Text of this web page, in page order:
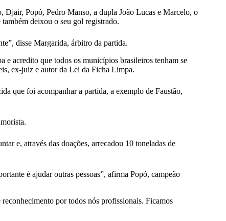
Popó, Pedro Manso, a dupla João Lucas e Marcelo, o
deixou o seu gol registrado.
disse Margarida, árbitro da partida.
acredito que todos os municípios brasileiros tenham se
ex-juiz e autor da Lei da Ficha Limpa.
que foi acompanhar a partida, a exemplo de Faustão,
e, através das doações, arrecadou 10 toneladas de
é ajudar outras pessoas”, afirma Popó, campeão
por todos nós profissionais. Ficamos